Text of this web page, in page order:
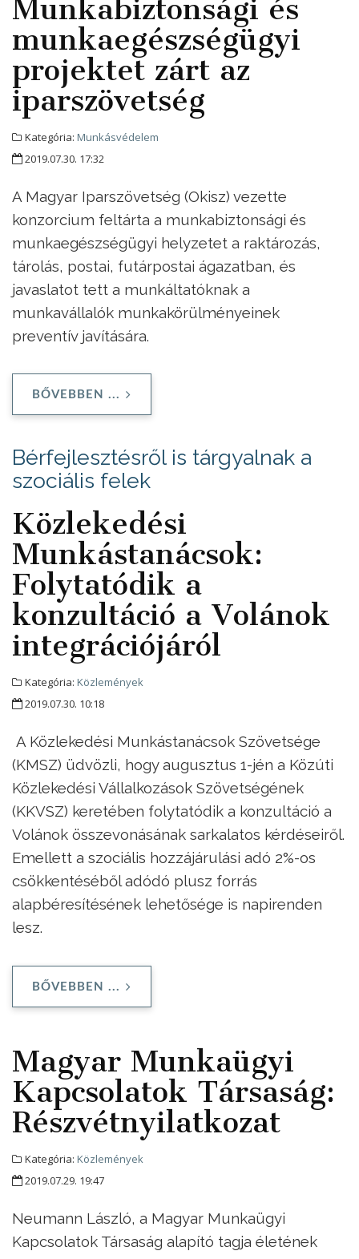
Munkabiztonsági és
munkaegészségügyi
projektet zárt az
iparszövetség
Kategória: Munkásvédelem
2019.07.30. 17:32
A Magyar Iparszövetség (Okisz) vezette
konzorcium feltárta a munkabiztonsági és
munkaegészségügyi helyzetet a raktározás,
tárolás, postai, futárpostai ágazatban, és
javaslatot tett a munkáltatóknak a
munkavállalók munkakörülményeinek
preventív javítására.
BŐVEBBEN ...
Bérfejlesztésről is tárgyalnak a
szociális felek
Közlekedési
Munkástanácsok:
Folytatódik a
konzultáció a Volánok
integrációjáról
Kategória: Közlemények
2019.07.30. 10:18
A Közlekedési Munkástanácsok Szövetsége
(KMSZ) üdvözli, hogy augusztus 1-jén a Közúti
Közlekedési Vállalkozások Szövetségének
(KKVSZ) keretében folytatódik a konzultáció a
Volánok összevonásának sarkalatos kérdéseiről.
Emellett a szociális hozzájárulási adó 2%-os
csökkentéséből adódó plusz forrás
alapbéresítésének lehetősége is napirenden
lesz.
BŐVEBBEN ...
Magyar Munkaügyi
Kapcsolatok Társaság:
Részvétnyilatkozat
Kategória: Közlemények
2019.07.29. 19:47
Neumann László, a Magyar Munkaügyi
Kapcsolatok Társaság alapító tagja életének